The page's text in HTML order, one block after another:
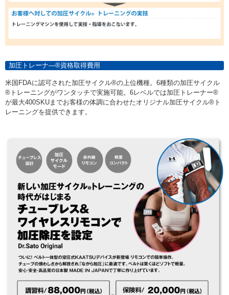
加圧トレーナ―®資格取得費用
米国FDAに認可された加圧サイクル®の上位機種。6種類の加圧サイクル
®トレーニングがワンタッチで実施可能。6レベルでは加圧トレーナー®
が最大400SKUまでお客様の体調に合わせたオリジナル加圧サイクル®ト
レーニングを提供できます。